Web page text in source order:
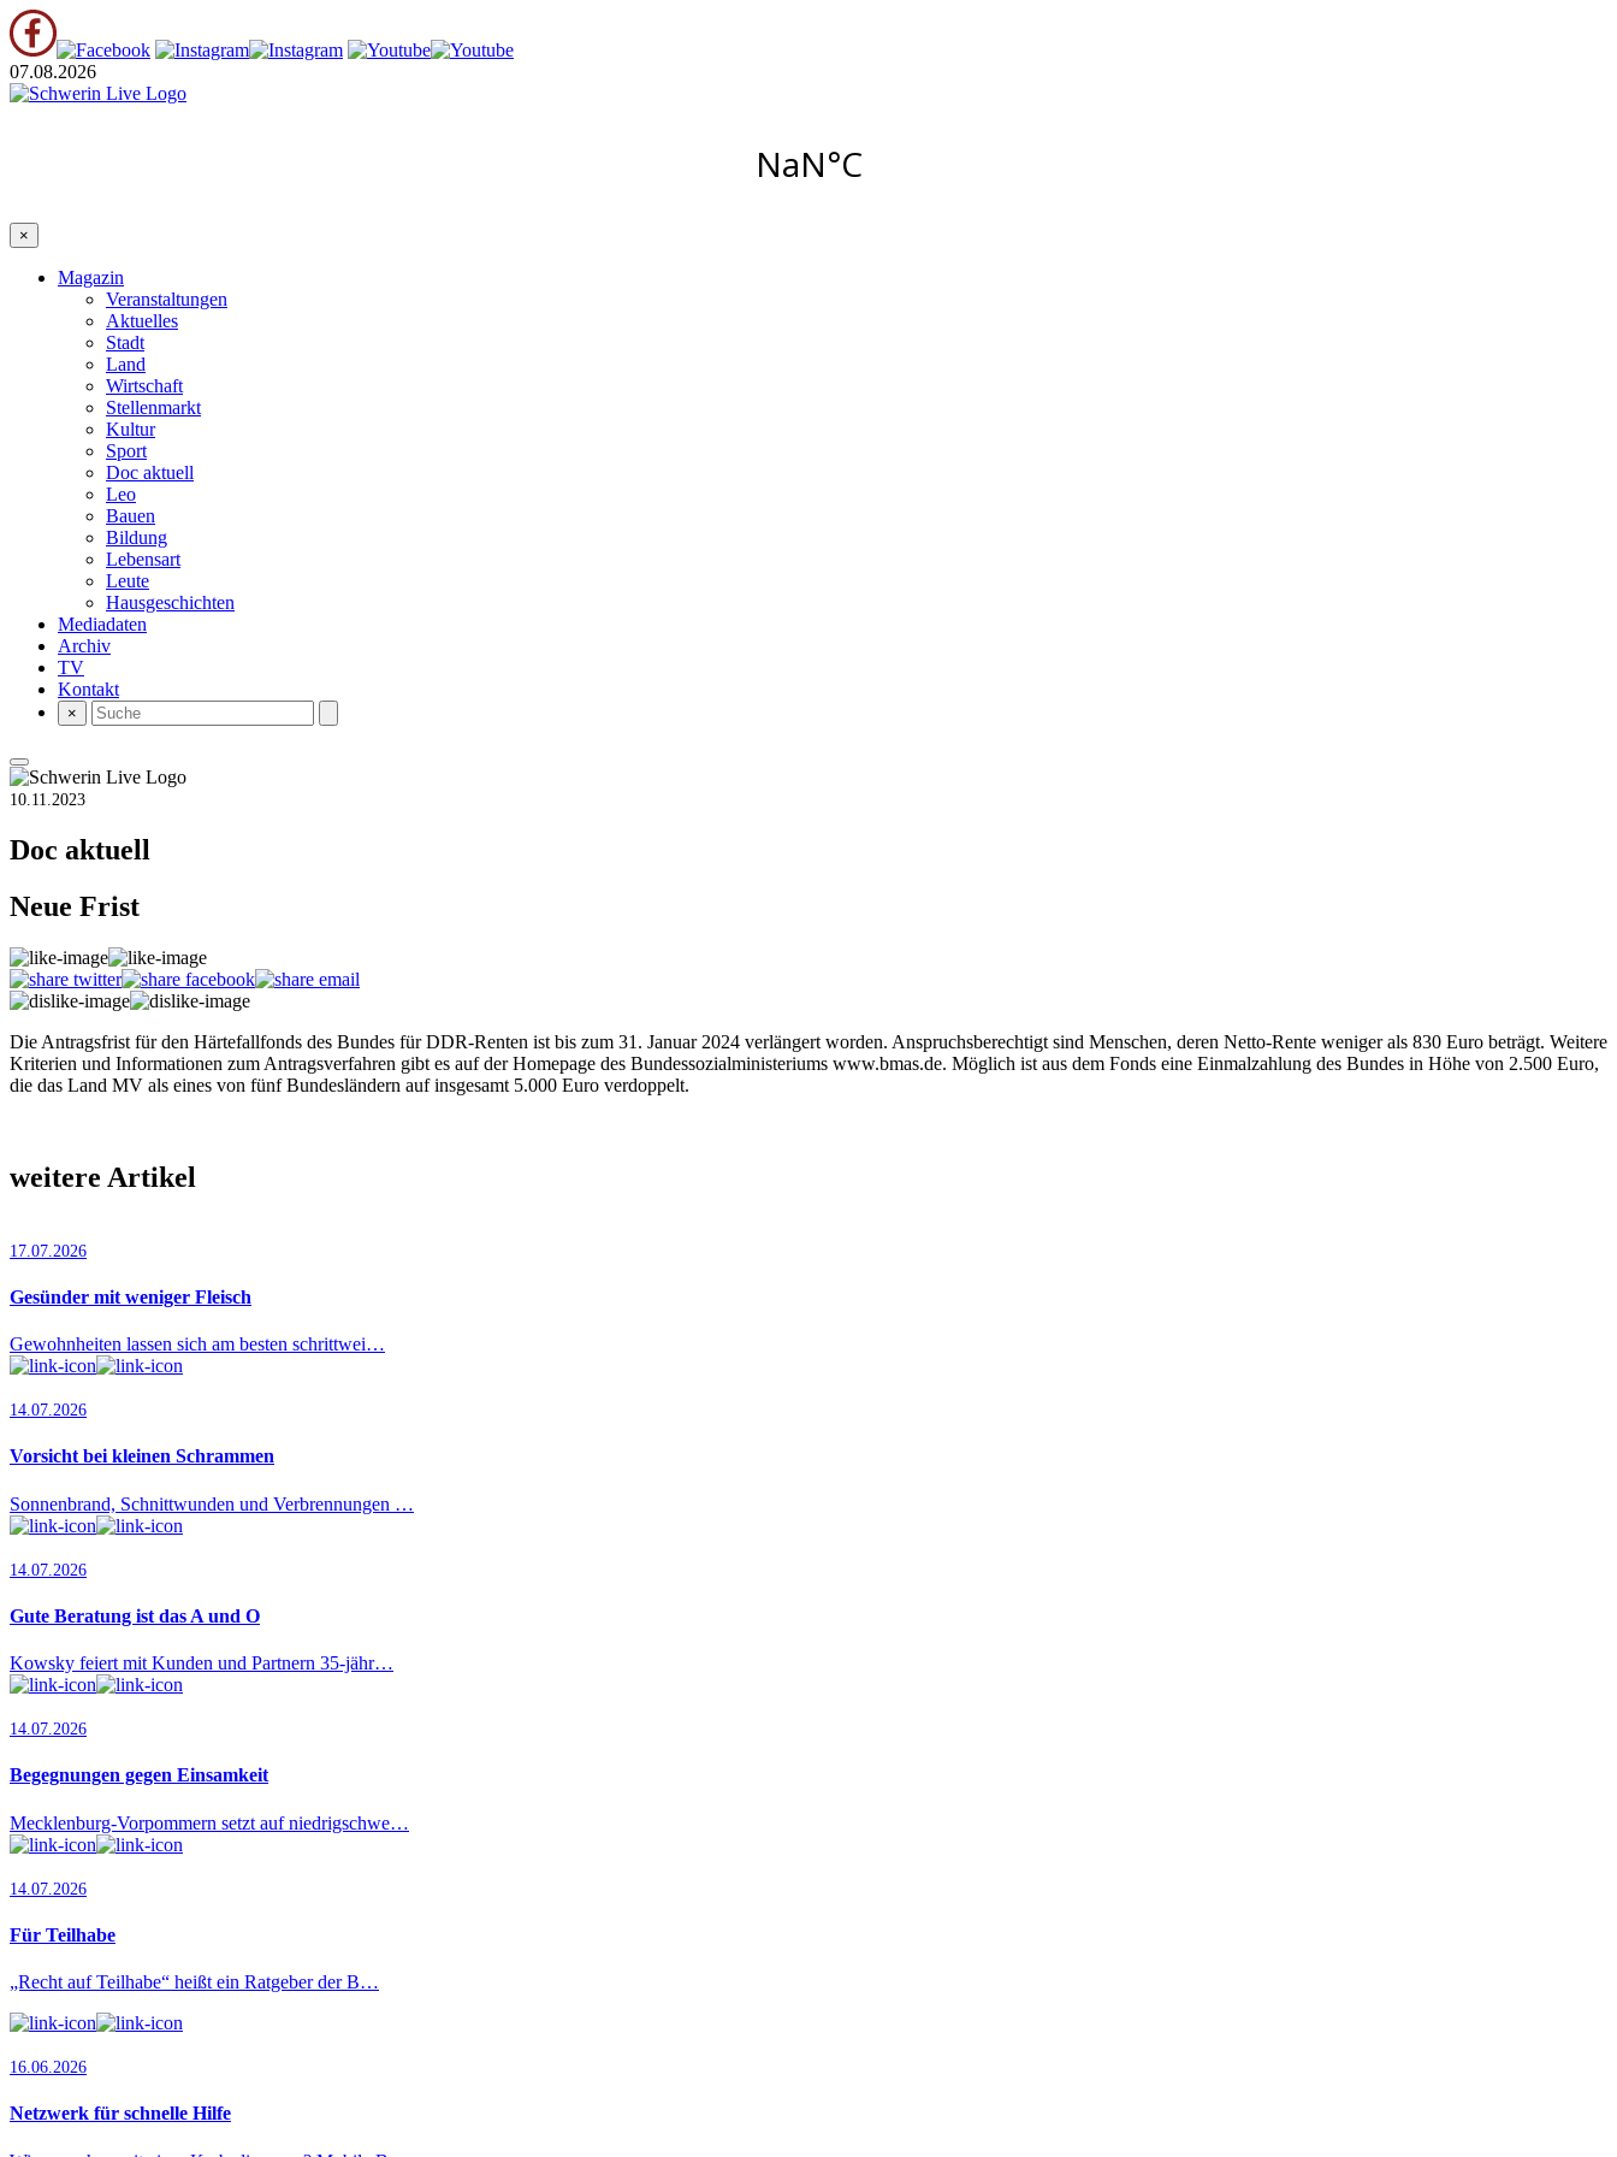
07.08.2026
×
Magazin
Veranstaltungen
Aktuelles
Stadt
Land
Wirtschaft
Stellenmarkt
Kultur
Sport
Doc aktuell
Leo
Bauen
Bildung
Lebensart
Leute
Hausgeschichten
Mediadaten
Archiv
TV
Kontakt
×
10.11.2023
Doc aktuell
Neue Frist
Die Antragsfrist für den Härtefallfonds des Bundes für DDR-Renten ist bis zum 31. Januar 2024 verlängert worden. Anspruchsberechtigt sind Menschen, deren Netto-Rente weniger als 830 Euro beträgt. Weitere
Kriterien und Informationen zum Antragsverfahren gibt es auf der Homepage des Bundessozialministeriums www.bmas.de. Möglich ist aus dem Fonds eine Einmalzahlung des Bundes in Höhe von 2.500 Euro,
die das Land MV als eines von fünf Bundesländern auf insgesamt 5.000 Euro verdoppelt.
weitere Artikel
17.07.2026
Gesünder mit weniger Fleisch
Gewohnheiten lassen sich am besten schrittwei…
14.07.2026
Vorsicht bei kleinen Schrammen
Sonnenbrand, Schnittwunden und Verbrennungen …
14.07.2026
Gute Beratung ist das A und O
Kowsky feiert mit Kunden und Partnern 35-jähr…
14.07.2026
Begegnungen gegen Einsamkeit
Mecklenburg-Vorpommern setzt auf niedrigschwe…
14.07.2026
Für Teilhabe
„Recht auf Teilhabe“ heißt ein Ratgeber der B…
16.06.2026
Netzwerk für schnelle Hilfe